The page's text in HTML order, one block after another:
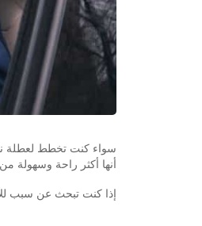
أنها أكثر راحة وسهولة
إذا كنت تبحث عن سبب